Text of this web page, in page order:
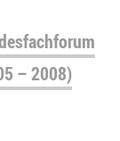
– 2008)